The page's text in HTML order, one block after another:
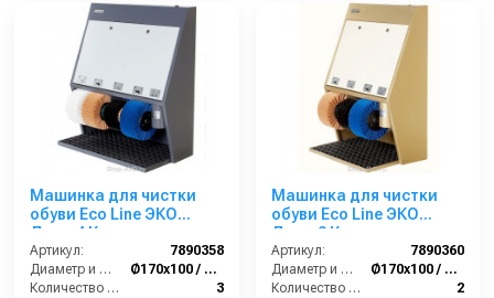
Машинка для чистки
обуви Eco Line ЭКО
Люкс 4 Крем
Артикул:
7890358
Диаметр и ширина щёток (мм):
Ø170х100 / Ø210х100
Количество щёток полировки (шт):
3
Машинка для чистки
обуви Eco Line ЭКО
Люкс 3 Крем
Артикул:
7890360
Диаметр и ширина щёток (мм):
Ø170х100 / Ø210х100
Количество щёток полировки (шт):
2